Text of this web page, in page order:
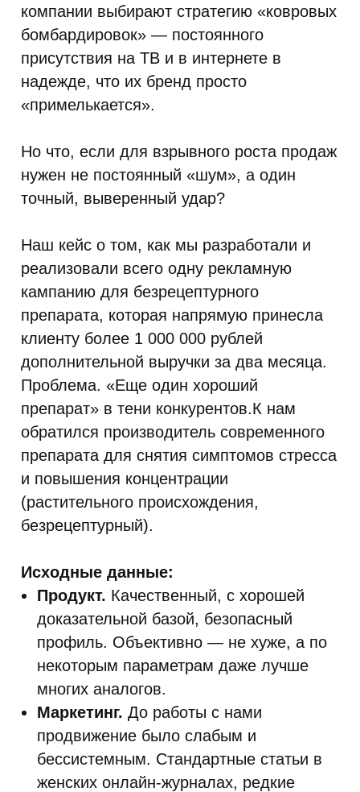
компании выбирают стратегию «ковровых
бомбардировок» — постоянного
присутствия на ТВ и в интернете в
надежде, что их бренд просто
«примелькается».
Но что, если для взрывного роста продаж
нужен не постоянный «шум», а один
точный, выверенный удар?
Наш кейс о том, как мы разработали и
реализовали всего одну рекламную
кампанию для безрецептурного
препарата, которая напрямую принесла
клиенту более 1 000 000 рублей
дополнительной выручки за два месяца.
Проблема. «Еще один хороший
препарат» в тени конкурентов.К нам
обратился производитель современного
препарата для снятия симптомов стресса
и повышения концентрации
(растительного происхождения,
безрецептурный).
Исходные данные:
Продукт. Качественный, с хорошей
доказательной базой, безопасный
профиль. Объективно — не хуже, а по
некоторым параметрам даже лучше
многих аналогов.
Маркетинг. До работы с нами
продвижение было слабым и
бессистемным. Стандартные статьи в
женских онлайн-журналах, редкие